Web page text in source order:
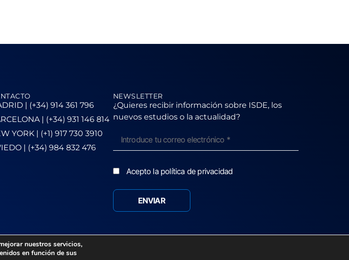
| (+34) 914 361 796
| (+34) 931 146 814
YORK | (+1) 917 730 3910
| (+34) 984 832 476
NEWSLETTER
¿Quieres recibir información sobre ISDE, los
nuevos estudios o la actualidad?
Acepto la política de privacidad
nuestros servicios,
en función de sus